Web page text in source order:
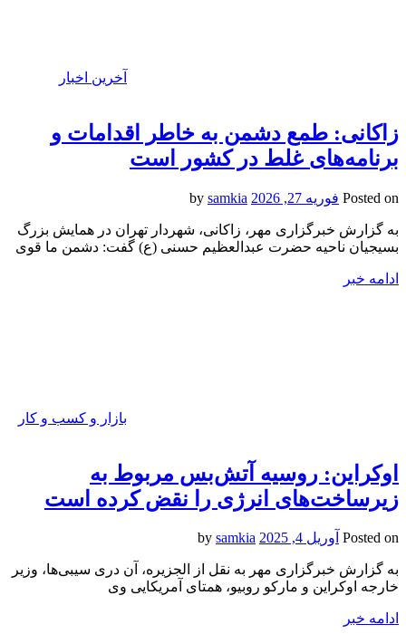
آخرین اخبار
زاکانی: طمع دشمن به خاطر اقدامات و
برنامه‌های غلط در کشور است
Posted on فوریه 27, 2026 samkia
به گزارش خبرگزاری مهر، زاکانی، شهردار تهران در همایش بزرگ
بسیجیان ناحیه حضرت عبدالعظیم حسنی (ع) گفت: دشمن ما قوی
ادامه خبر
بازار و کسب و کار
اوکراین: روسیه آتش‌بس مربوط به
زیرساخت‌های انرژی را نقض کرده است
Posted on آوریل 4, 2025 samkia
به گزارش خبرگزاری مهر به نقل از الجزیره، آن دری سیبی‌ها، وزیر
خارجه اوکراین و مارکو روبیو، همتای آمریکایی وی
ادامه خبر